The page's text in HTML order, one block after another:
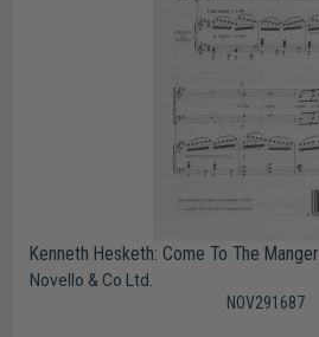
Kenneth Hesketh: Come To The Manger
Novello & Co Ltd.
NOV291687